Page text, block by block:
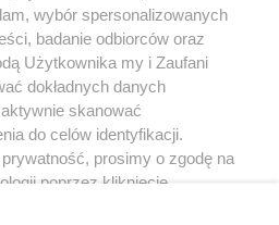
O nas
prawne
wybór spersonalizowanych
badanie odbiorców oraz
Użytkownika my i Zaufani
dokładnych danych
skanować
do celów identyfikacji.
prosimy o zgodę na
poprzez kliknięcie